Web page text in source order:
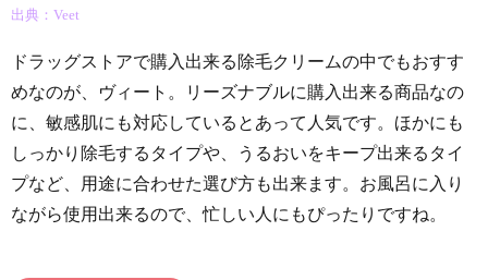
出典：Veet
ドラッグストアで購入出来る除毛クリームの中でもおすす
めなのが、ヴィート。リーズナブルに購入出来る商品なの
に、敏感肌にも対応しているとあって人気です。ほかにも
しっかり除毛するタイプや、うるおいをキープ出来るタイ
プなど、用途に合わせた選び方も出来ます。お風呂に入り
ながら使用出来るので、忙しい人にもぴったりですね。